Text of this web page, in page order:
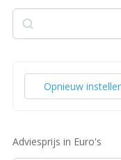
Zoek
Opnieuw
Adviesprijs in Euro's